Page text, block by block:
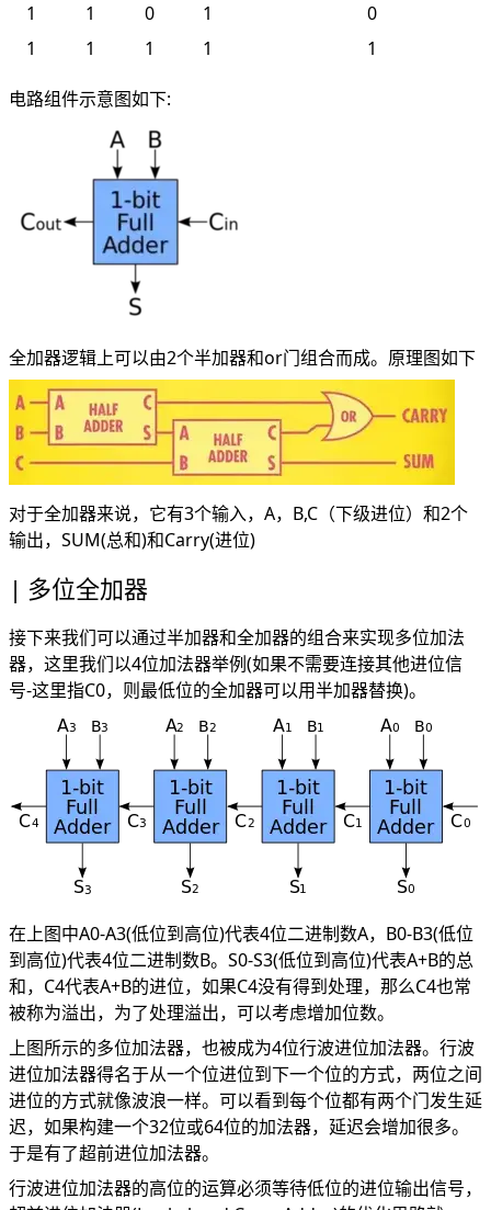
1
1 0 1
0
1
1 1 1 1
电路组件示意图如下:
全加器逻辑上可以由2个半加器和or门组合而成。原理图如下
对于全加器来说，它有3个输入，A，B,C（下级进位）和2个
输出，SUM(总和)和Carry(进位)
多位全加器
接下来我们可以通过半加器和全加器的组合来实现多位加法
器，这里我们以4位加法器举例(如果不需要连接其他进位信
号-这里指C0，则最低位的全加器可以用半加器替换)。
在上图中A0-A3(低位到高位)代表4位二进制数A，B0-B3(低位
到高位)代表4位二进制数B。S0-S3(低位到高位)代表A+B的总
和，C4代表A+B的进位，如果C4没有得到处理，那么C4也常
被称为溢出，为了处理溢出，可以考虑增加位数。
上图所示的多位加法器，也被成为4位行波进位加法器。行波
进位加法器得名于从一个位进位到下一个位的方式，两位之间
进位的方式就像波浪一样。可以看到每个位都有两个门发生延
迟，如果构建一个32位或64位的加法器，延迟会增加很多。
于是有了超前进位加法器。
行波进位加法器的高位的运算必须等待低位的进位输出信号，